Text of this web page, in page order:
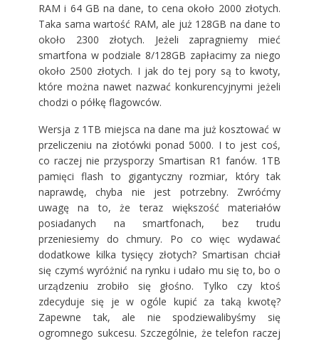
RAM i 64 GB na dane, to cena około 2000 złotych.
Taka sama wartość RAM, ale już 128GB na dane to
około 2300 złotych. Jeżeli zapragniemy mieć
smartfona w podziale 8/128GB zapłacimy za niego
około 2500 złotych. I jak do tej pory są to kwoty,
które można nawet nazwać konkurencyjnymi jeżeli
chodzi o półkę flagowców.
Wersja z 1TB miejsca na dane ma już kosztować w
przeliczeniu na złotówki ponad 5000. I to jest coś,
co raczej nie przysporzy Smartisan R1 fanów. 1TB
pamięci flash to gigantyczny rozmiar, który tak
naprawdę, chyba nie jest potrzebny. Zwróćmy
uwagę na to, że teraz większość materiałów
posiadanych na smartfonach, bez trudu
przeniesiemy do chmury. Po co więc wydawać
dodatkowe kilka tysięcy złotych? Smartisan chciał
się czymś wyróżnić na rynku i udało mu się to, bo o
urządzeniu zrobiło się głośno. Tylko czy ktoś
zdecyduje się je w ogóle kupić za taką kwotę?
Zapewne tak, ale nie spodziewalibyśmy się
ogromnego sukcesu. Szczególnie, że telefon raczej